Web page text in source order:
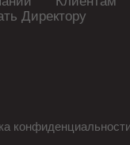
Директору